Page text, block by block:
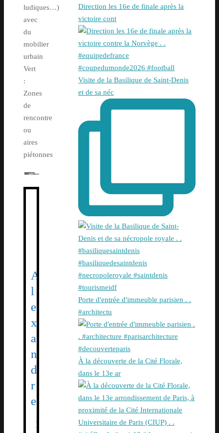
ludiques…)
avec
du
mobilier
urbain
Vert
:
Zones
de
rencontre
ou
aires
piétonnes
A
l
e
x
a
n
d
r
e
F
Direction les 16e de finale après la
victoire cont
Visite de la Basilique de Saint-Denis
et de sa néc
Porte d'entrée d'immeuble parisien . .
#architectu
À la découverte de la Cité Florale,
dans le 13e ar